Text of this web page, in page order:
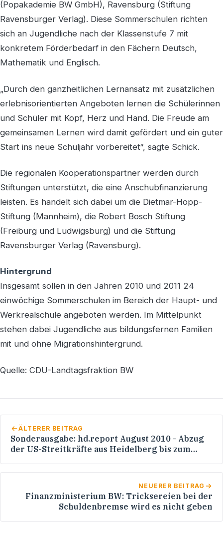
(Popakademie BW GmbH), Ravensburg (Stiftung
Ravensburger Verlag). Diese Sommerschulen richten
sich an Jugendliche nach der Klassenstufe 7 mit
konkretem Förderbedarf in den Fächern Deutsch,
Mathematik und Englisch.
„Durch den ganzheitlichen Lernansatz mit zusätzlichen
erlebnisorientierten Angeboten lernen die Schülerinnen
und Schüler mit Kopf, Herz und Hand. Die Freude am
gemeinsamen Lernen wird damit gefördert und ein guter
Start ins neue Schuljahr vorbereitet“, sagte Schick.
Die regionalen Kooperationspartner werden durch
Stiftungen unterstützt, die eine Anschubfinanzierung
leisten. Es handelt sich dabei um die Dietmar-Hopp-
Stiftung (Mannheim), die Robert Bosch Stiftung
(Freiburg und Ludwigsburg) und die Stiftung
Ravensburger Verlag (Ravensburg).
Hintergrund
Insgesamt sollen in den Jahren 2010 und 2011 24
einwöchige Sommerschulen im Bereich der Haupt- und
Werkrealschule angeboten werden. Im Mittelpunkt
stehen dabei Jugendliche aus bildungsfernen Familien
mit und ohne Migrationshintergrund.
Quelle: CDU-Landtagsfraktion BW
ÄLTERER BEITRAG
Sonderausgabe: hd.report August 2010 - Abzug
der US-Streitkräfte aus Heidelberg bis zum
NEUERER BEITRAG
Finanzministerium BW: Tricksereien bei der
Schuldenbremse wird es nicht geben